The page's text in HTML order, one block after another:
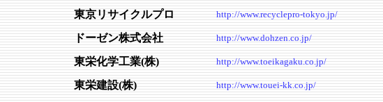
東京リサイクルプロ http://www.recyclepro-tokyo.jp/
ドーゼン株式会社 http://www.dohzen.co.jp/
東栄化学工業(株) http://www.toeikagaku.co.jp/
東栄建設(株) http://www.touei-kk.co.jp/